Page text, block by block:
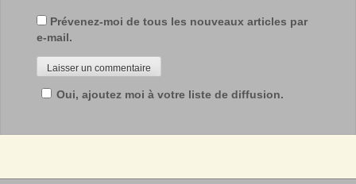
Prévenez-moi de tous les nouveaux articles par
e-mail.
Oui, ajoutez moi à votre liste de diffusion.